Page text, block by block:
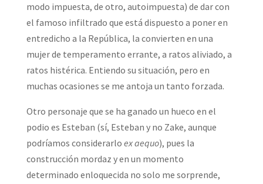
modo impuesta, de otro, autoimpuesta) de dar con
el famoso infiltrado que está dispuesto a poner en
entredicho a la República, la convierten en una
mujer de temperamento errante, a ratos aliviado, a
ratos histérica. Entiendo su situación, pero en
muchas ocasiones se me antoja un tanto forzada.
Otro personaje que se ha ganado un hueco en el
podio es Esteban (sí, Esteban y no Zake, aunque
podríamos considerarlo ex aequo), pues la
construcción mordaz y en un momento
determinado enloquecida no solo me sorprende,